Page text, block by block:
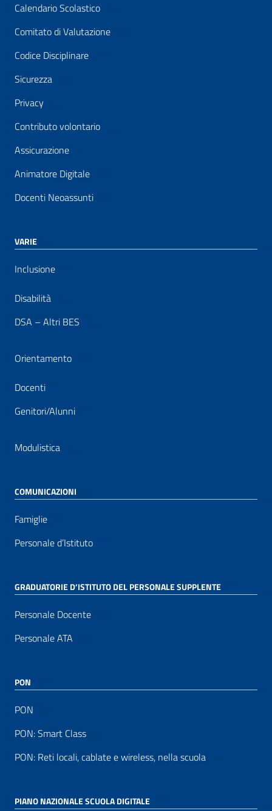
Calendario Scolastico
Comitato di Valutazione
Codice Disciplinare
Sicurezza
Privacy
Contributo volontario
Assicurazione
Animatore Digitale
Docenti Neoassunti
VARIE
Inclusione
Disabilità
DSA – Altri BES
Orientamento
Docenti
Genitori/Alunni
Modulistica
COMUNICAZIONI
Famiglie
Personale d’Istituto
GRADUATORIE D’ISTITUTO DEL PERSONALE SUPPLENTE
Personale Docente
Personale ATA
PON
PON
PON: Smart Class
PON: Reti locali, cablate e wireless, nella scuola
PIANO NAZIONALE SCUOLA DIGITALE